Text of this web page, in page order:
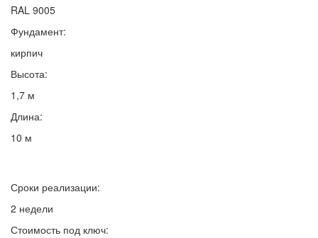
RAL 9005
Фундамент:
кирпич
Высота:
1,7 м
Длина:
10 м
Сроки реализации:
2 недели
Стоимость под ключ: